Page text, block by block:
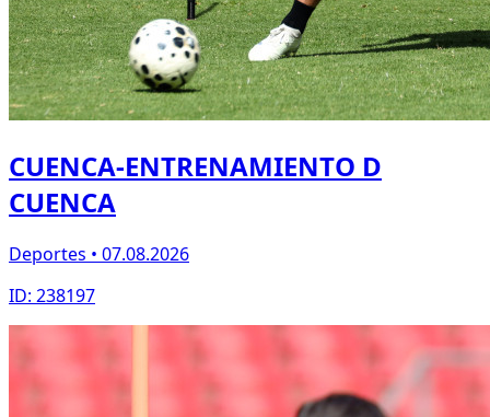
CUENCA-ENTRENAMIENTO D
CUENCA
Deportes • 07.08.2026
ID: 238197